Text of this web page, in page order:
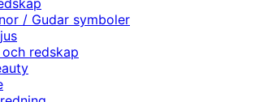
/ Gudar symboler
och redskap